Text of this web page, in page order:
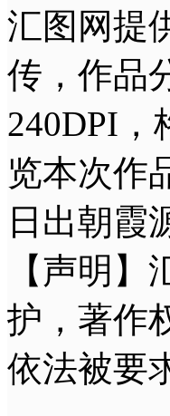
汇图网提
传，作品
240DPI，
览本次作
日出朝霞
【声明
护，著作
依法被要